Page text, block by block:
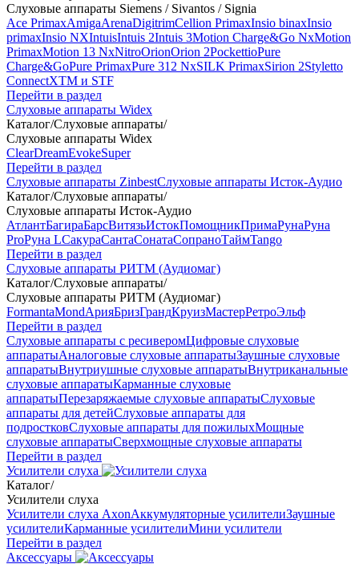
Слуховые аппараты Siemens / Sivantos / Signia
Ace PrimaxAmigaArenaDigitrimCellion PrimaxInsio binaxInsio
primaxInsio NXIntuisIntuis 2Intuis 3Motion Charge&Go NxMotion
PrimaxMotion 13 NxNitroOrionOrion 2PockettioPure
Charge&GoPure PrimaxPure 312 NxSILK PrimaxSirion 2Styletto
ConnectXTM и STF
Перейти в раздел
Слуховые аппараты Widex
Каталог/Слуховые аппараты/
Слуховые аппараты Widex
ClearDreamEvokeSuper
Перейти в раздел
Слуховые аппараты ZinbestСлуховые аппараты Исток-Аудио
Каталог/Слуховые аппараты/
Слуховые аппараты Исток-Аудио
АтлантБагираБарсВитязьИстокПомощникПримаРунаРуна
ProРуна LСакураСантаСонатаСопраноТаймTango
Перейти в раздел
Слуховые аппараты РИТМ (Аудиомаг)
Каталог/Слуховые аппараты/
Слуховые аппараты РИТМ (Аудиомаг)
FormantaMondАрияБризГрандКруизМастерРетроЭльф
Перейти в раздел
Слуховые аппараты с ресиверомЦифровые слуховые
аппаратыАналоговые слуховые аппаратыЗаушные слуховые
аппаратыВнутриушные слуховые аппаратыВнутриканальные
слуховые аппаратыКарманные слуховые
аппаратыПерезаряжаемые слуховые аппаратыСлуховые
аппараты для детейСлуховые аппараты для
подростковСлуховые аппараты для пожилыхМощные
слуховые аппаратыСверхмощные слуховые аппараты
Перейти в раздел
Усилители слуха
Каталог/
Усилители слуха
Усилители слуха AxonАккумуляторные усилителиЗаушные
усилителиКарманные усилителиМини усилители
Перейти в раздел
Аксессуары